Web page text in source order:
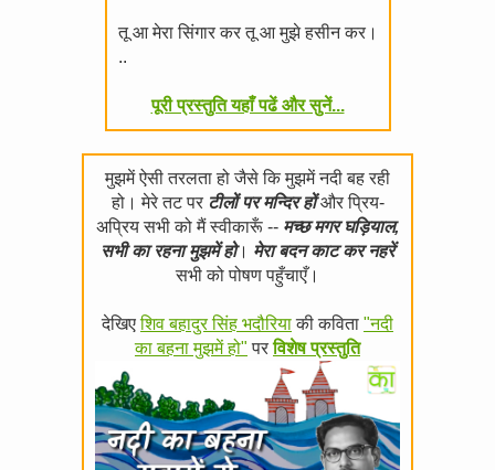
तू आ मेरा सिंगार कर तू आ मुझे हसीन कर।
..
पूरी प्रस्तुति यहाँ पढें और सुनें...
मुझमें ऐसी तरलता हो जैसे कि मुझमें नदी बह रही
हो। मेरे तट पर टीलों पर मन्दिर होंऔर प्रिय-
अप्रिय सभी को मैं स्वीकारूँ -- मच्छ मगर घड़ियाल,
सभी का रहना मुझमें हो। मेरा बदन काट कर नहरें
सभी को पोषण पहुँचाएँ।
देखिएशिव बहादुर सिंह भदौरियाकी कविता "नदी
का बहना मुझमें हो" परविशेष प्रस्तुति